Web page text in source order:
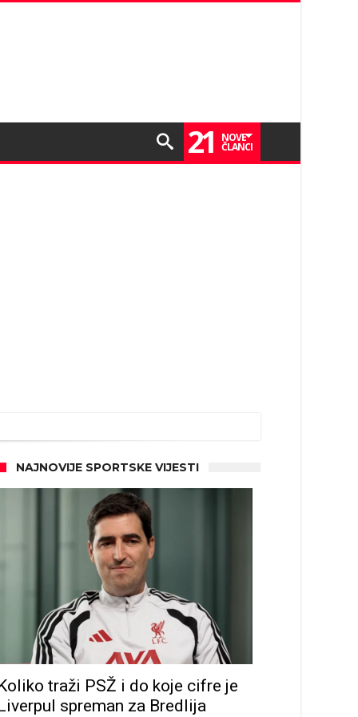
21 NOVE
ČLANCI
NAJNOVIJE SPORTSKE VIJESTI
traži PSŽ i do koje cifre je
spreman za Bredlija